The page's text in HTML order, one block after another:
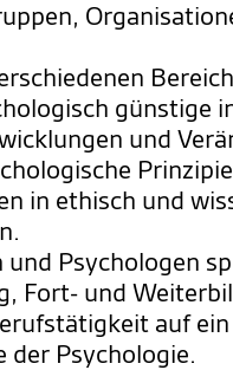
günstige
und
in ethisch und
Psychologen
Fort- und
auf
der Psychologie.